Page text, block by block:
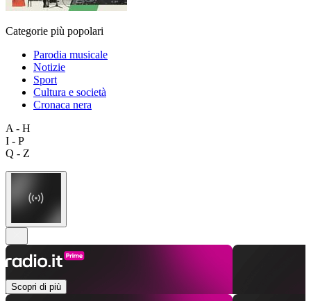
Categorie più popolari
Parodia musicale
Notizie
Sport
Cultura e società
Cronaca nera
A - H
I - P
Q - Z
Scopri di più